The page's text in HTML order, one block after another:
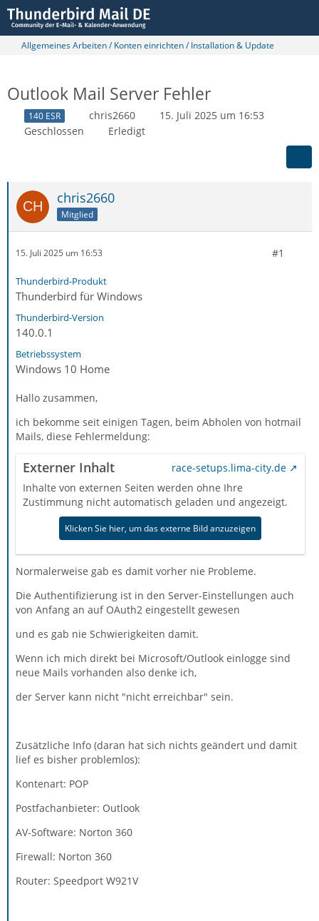
Allgemeines Arbeiten / Konten einrichten / Installation & Update
Outlook Mail Server Fehler
140 ESR chris2660
15. Juli 2025 um 16:53
Geschlossen
Erledigt
chris2660
Mitglied
15. Juli 2025 um 16:53 #1
Thunderbird-Produkt
Thunderbird für Windows
Thunderbird-Version
140.0.1
Betriebssystem
Windows 10 Home
Hallo zusammen,
ich bekomme seit einigen Tagen, beim Abholen von hotmail
Mails, diese Fehlermeldung:
Externer Inhalt
race-setups.lima-city.de
Inhalte von externen Seiten werden ohne Ihre
Zustimmung nicht automatisch geladen und angezeigt.
Klicken Sie hier, um das externe Bild anzuzeigen
Normalerweise gab es damit vorher nie Probleme.
Die Authentifizierung ist in den Server-Einstellungen auch
von Anfang an auf OAuth2 eingestellt gewesen
und es gab nie Schwierigkeiten damit.
Wenn ich mich direkt bei Microsoft/Outlook einlogge sind
neue Mails vorhanden also denke ich,
der Server kann nicht "nicht erreichbar" sein.
Zusätzliche Info (daran hat sich nichts geändert und damit
lief es bisher problemlos):
Kontenart: POP
Postfachanbieter: Outlook
AV-Software: Norton 360
Firewall: Norton 360
Router: Speedport W921V